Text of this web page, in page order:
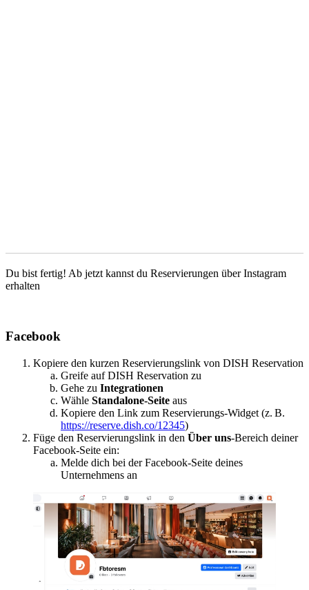
Du bist fertig! Ab jetzt kannst du Reservierungen über Instagram
erhalten
Facebook
Kopiere den kurzen Reservierungslink von DISH Reservation
Greife auf DISH Reservation zu
Gehe zu Integrationen
Wähle Standalone-Seite aus
Kopiere den Link zum Reservierungs-Widget (z. B.
https://reserve.dish.co/12345)
Füge den Reservierungslink in den Über uns-Bereich deiner
Facebook-Seite ein:
Melde dich bei der Facebook-Seite deines
Unternehmens an